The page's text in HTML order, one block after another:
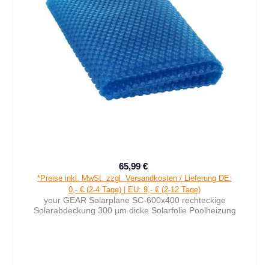
Verkaufspreis:
65,99 €
*Preise inkl. MwSt. zzgl. Versandkosten / Lieferung DE:
0,- € (2-4 Tage) | EU: 9,- € (2-12 Tage)
your GEAR Solarplane SC-600x400 rechteckige
Solarabdeckung 300 µm dicke Solarfolie Poolheizung